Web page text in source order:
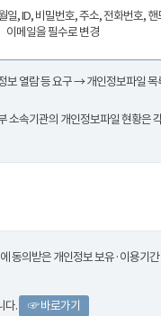
일, ID, 비밀번호, 주소, 전화번호, 핸
이메일을 필수로 변경
열람 등 요구 → 개인정보파일 목
소속기관의 개인정보파일 현황은
동의받은 개인정보 보유·이용기
다. ☞ 바로가기